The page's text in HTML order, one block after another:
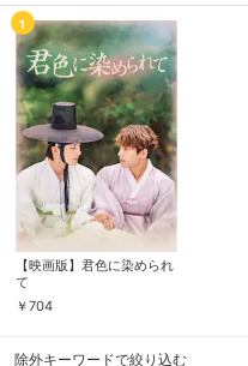
1
【映画版】君色に染められ
て
￥704
除外キーワードで絞り込む